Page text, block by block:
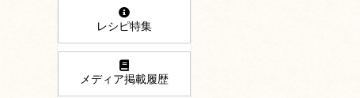
レシピ特集
メディア掲載履歴